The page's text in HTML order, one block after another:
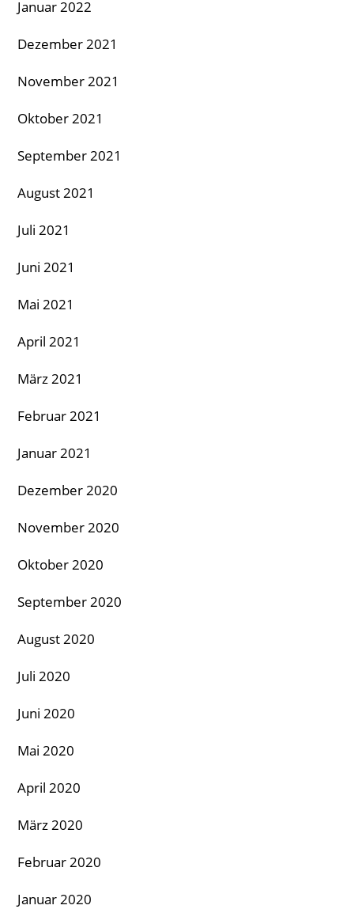
Januar 2022
Dezember 2021
November 2021
Oktober 2021
September 2021
August 2021
Juli 2021
Juni 2021
Mai 2021
April 2021
März 2021
Februar 2021
Januar 2021
Dezember 2020
November 2020
Oktober 2020
September 2020
August 2020
Juli 2020
Juni 2020
Mai 2020
April 2020
März 2020
Februar 2020
Januar 2020